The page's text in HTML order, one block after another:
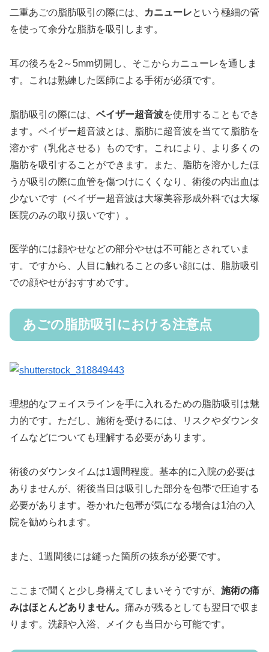
二重あごの脂肪吸引の際には、 カニューレという極細の管
を使って余分な脂肪を吸引します。
耳の後ろを2～5mm切開し、そこからカニューレを通しま
す。これは熟練した医師による手術が必須です。
脂肪吸引の際には、 ベイザー超音波を使用することもでき
ます。ベイザー超音波とは、脂肪に超音波を当てて脂肪を
溶かす（乳化させる）ものです。これにより、より多くの
脂肪を吸引することができます。また、脂肪を溶かしたほ
うが吸引の際に血管を傷つけにくくなり、術後の内出血は
少ないです（ベイザー超音波は大塚美容形成外科では大塚
医院のみの取り扱いです）。
医学的には顔やせなどの部分やせは不可能とされていま
す。ですから、人目に触れることの多い顔には、脂肪吸引
での顔やせがおすすめです。
あごの脂肪吸引における注意点
理想的なフェイスラインを手に入れるための脂肪吸引は魅
力的です。ただし、施術を受けるには、リスクやダウンタ
イムなどについても理解する必要があります。
術後のダウンタイムは1週間程度。基本的に入院の必要は
ありませんが、術後当日は吸引した部分を包帯で圧迫する
必要があります。巻かれた包帯が気になる場合は1泊の入
院を勧められます。
また、1週間後には縫った箇所の抜糸が必要です。
ここまで聞くと少し身構えてしまいそうですが、 施術の痛
みはほとんどありません。 痛みが残るとしても翌日で収ま
ります。洗顔や入浴、メイクも当日から可能です。